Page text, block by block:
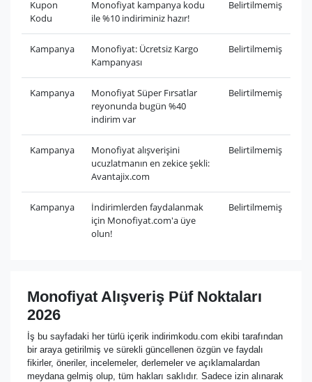
Kupon
Kodu
Monofiyat kampanya kodu
ile %10 indiriminiz hazır!
Belirtilmemiş
Kampanya
Monofiyat: Ücretsiz Kargo
Kampanyası
Belirtilmemiş
Kampanya
Monofiyat Süper Fırsatlar
reyonunda bugün %40
indirim var
Belirtilmemiş
Kampanya
Monofiyat alışverişini
ucuzlatmanın en zekice şekli:
Avantajix.com
Belirtilmemiş
Kampanya
İndirimlerden faydalanmak
için Monofiyat.com'a üye
olun!
Belirtilmemiş
Monofiyat Alışveriş Püf Noktaları
2026
İş bu sayfadaki her türlü içerik indirimkodu.com ekibi tarafından
bir araya getirilmiş ve sürekli güncellenen özgün ve faydalı
fikirler, öneriler, incelemeler, derlemeler ve açıklamalardan
meydana gelmiş olup, tüm hakları saklıdır. Sadece izin alınarak